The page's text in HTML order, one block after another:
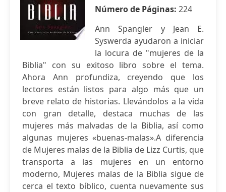
Número de Páginas: 224
Ann Spangler y Jean E.
Syswerda ayudaron a iniciar
la locura de "mujeres de la
Biblia" con su exitoso libro sobre el tema.
Ahora Ann profundiza, creyendo que los
lectores están listos para algo más que un
breve relato de historias. Llevándolos a la vida
con gran detalle, destaca muchas de las
mujeres más malvadas de la Biblia, así como
algunas mujeres «buenas-malas».A diferencia
de Mujeres malas de la Biblia de Lizz Curtis, que
transporta a las mujeres en un entorno
moderno, Mujeres malas de la Biblia sigue de
cerca el texto bíblico, cuenta nuevamente sus